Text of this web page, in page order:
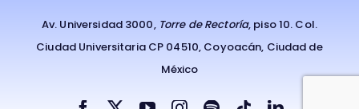
Av. Universidad 3000, Torre de Rectoría, piso 10. Col.
Ciudad Universitaria CP 04510, Coyoacán, Ciudad de
México